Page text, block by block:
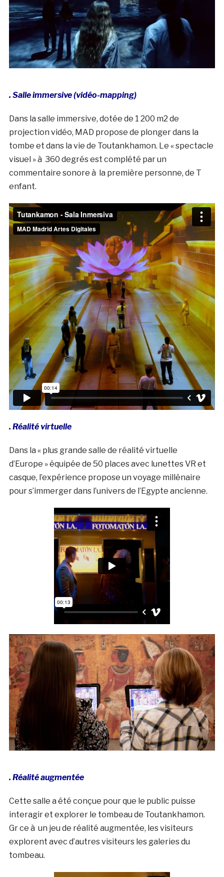
. Salle immersive (vidéo-mapping)
Dans la salle immersive, dotée de 1 200 m2 de
projection vidéo, MAD propose de plonger dans la
tombe et dans la vie de Toutankhamon. Le « spectacle
visuel » à 360 degrés est complété par un
commentaire sonore à la première personne, de T
enfant.
. Réalité virtuelle
Dans la « plus grande salle de réalité virtuelle
d’Europe » équipée de 50 places avec lunettes VR et
casque, l’expérience propose un voyage millénaire
pour s’immerger dans l’univers de l’Egypte ancienne.
. Réalité augmentée
Cette salle a été conçue pour que le public puisse
interagir et explorer le tombeau de Toutankhamon.
Gr ce à un jeu de réalité augmentée, les visiteurs
explorent avec d’autres visiteurs les galeries du
tombeau.